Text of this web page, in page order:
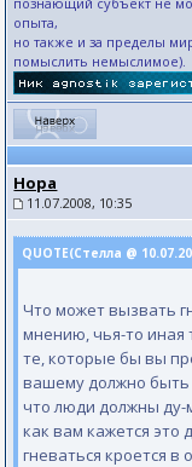
опыта,
но также и за пределы
помыслить немыслимое).
Нора
11.07.2008, 10:35
QUOTE(Стелла @
Что может вызвать
мнению, чья-то иная
те, которые бы вы
вашему должно быть
что люди должны ду-
как вам кажется это
гневаться кроется в